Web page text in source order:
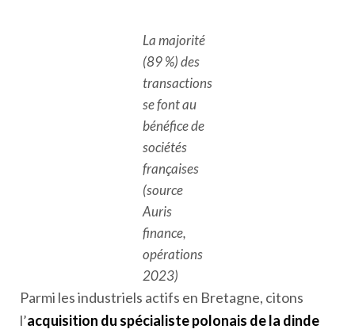
La majorité
(89 %) des
transactions
se font au
bénéfice de
sociétés
françaises
(source
Auris
finance,
opérations
2023)
Parmi les industriels actifs en Bretagne, citons
l’acquisition du spécialiste polonais de la dinde